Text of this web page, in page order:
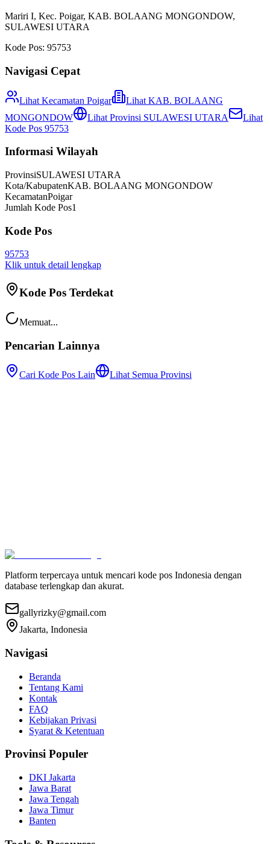
Mariri I, Kec. Poigar, KAB. BOLAANG MONGONDOW,
SULAWESI UTARA
Kode Pos: 95753
Navigasi Cepat
Lihat Kecamatan Poigar Lihat KAB. BOLAANG
MONGONDOW
Lihat Provinsi SULAWESI UTARA
Lihat
Kode Pos 95753
Informasi Wilayah
ProvinsiSULAWESI UTARA
Kota/KabupatenKAB. BOLAANG MONGONDOW
KecamatanPoigar
Jumlah Kode Pos1
Kode Pos
95753
Klik untuk detail lengkap
Kode Pos Terdekat
Memuat...
Pencarian Lainnya
Cari Kode Pos Lain Lihat Semua Provinsi
Platform terpercaya untuk mencari kode pos Indonesia dengan
database terlengkap dan akurat.
gallyrizky@gmail.com
Jakarta, Indonesia
Navigasi
Beranda
Tentang Kami
Kontak
FAQ
Kebijakan Privasi
Syarat & Ketentuan
Provinsi Populer
DKI Jakarta
Jawa Barat
Jawa Tengah
Jawa Timur
Banten